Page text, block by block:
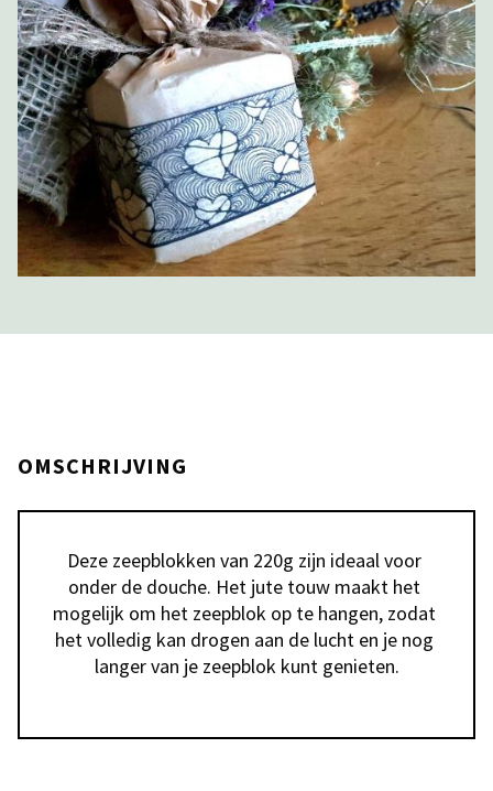
OMSCHRIJVING
Deze zeepblokken van 220g zijn ideaal voor
onder de douche. Het jute touw maakt het
mogelijk om het zeepblok op te hangen, zodat
het volledig kan drogen aan de lucht en je nog
langer van je zeepblok kunt genieten.